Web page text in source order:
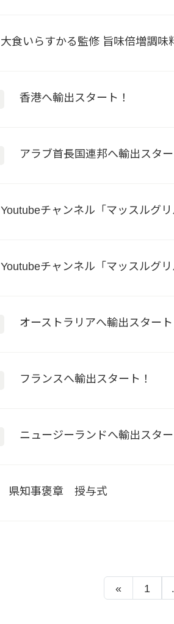
大食いらすかる監修 旨味倍増調味
香港へ輸出スタート！
アラブ首長国連邦へ輸出スター
Youtubeチャンネル「マッスルグ
Youtubeチャンネル「マッスルグ
オーストラリアへ輸出スタート
フランスへ輸出スタート！
ニュージーランドへ輸出スター
県知事褒章 授与式
« 1